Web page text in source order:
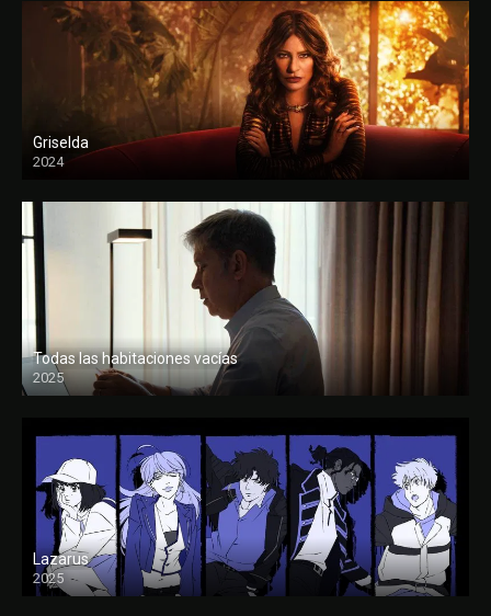
Griselda
2024
Todas las habitaciones vacías
2025
FULL HD
Lazarus
2025